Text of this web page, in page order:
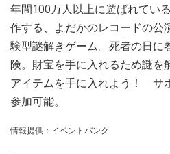
年間100万人以上に遊ばれてい
作する、よだかのレコードの公
験型謎解きゲーム。死者の日に
険。財宝を手に入れるため謎を
アイテムを手に入れよう！ サ
参加可能。
情報提供：イベントバンク